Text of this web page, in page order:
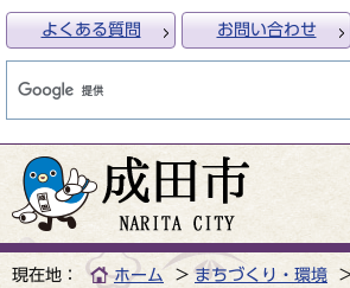
よくある質問 お問い合わせ
現在地： ホーム まちづくり・環境